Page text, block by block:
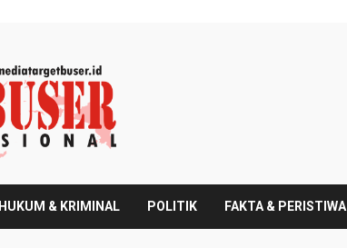
HUKUM & KRIMINAL POLITIK FAKTA & PERISTIWA